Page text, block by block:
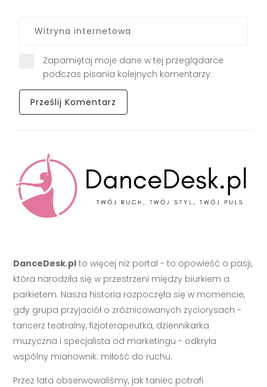
Zapamiętaj moje dane w tej przeglądarce
podczas pisania kolejnych komentarzy.
DanceDesk.pl to więcej niż portal - to opowieść o pasji,
która narodziła się w przestrzeni między biurkiem a
parkietem. Nasza historia rozpoczęła się w momencie,
gdy grupa przyjaciół o zróżnicowanych życiorysach -
tancerz teatralny, fizjoterapeutka, dziennikarka
muzyczna i specjalista od marketingu - odkryła
wspólny mianownik: miłość do ruchu.
Przez lata obserwowaliśmy, jak taniec potrafi